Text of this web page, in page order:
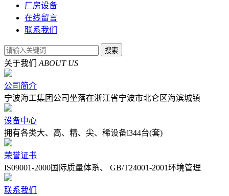
厂房设备
在线留言
联系我们
关于我们 ABOUT US
公司简介
宁波海工集团公司坐落在浙江省宁波市北仑区海滨城镇
设备中心
拥有各类大、高、精、尖、稀设备l344台(套)
荣誉证书
IS09001-2000国际质量体系、 GB/T24001-2001环境管理
联系我们